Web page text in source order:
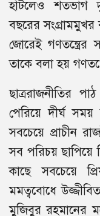
হাঁটলেও শতভাগ
বছরের সংগ্রামমুখর
জোরেই গণতন্ত্রের
তাকে বলা হয়
ছাত্ররাজনীতির
পেরিয়ে দীর্ঘ
সবচেয়ে প্রাচীন
সব পরিচয় ছাপিয়ে
কাছে সবচেয়ে
মমত্ববোধে
মুজিবুর রহমানের